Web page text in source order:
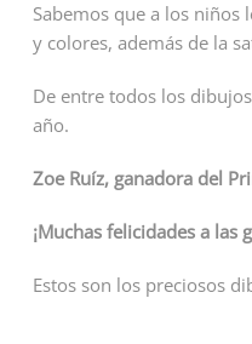
Sabemos que a los
y colores, además de la
De entre todos los
año.
Zoe Ruíz, ganadora del
¡Muchas felicidades a
Estos son los preciosos